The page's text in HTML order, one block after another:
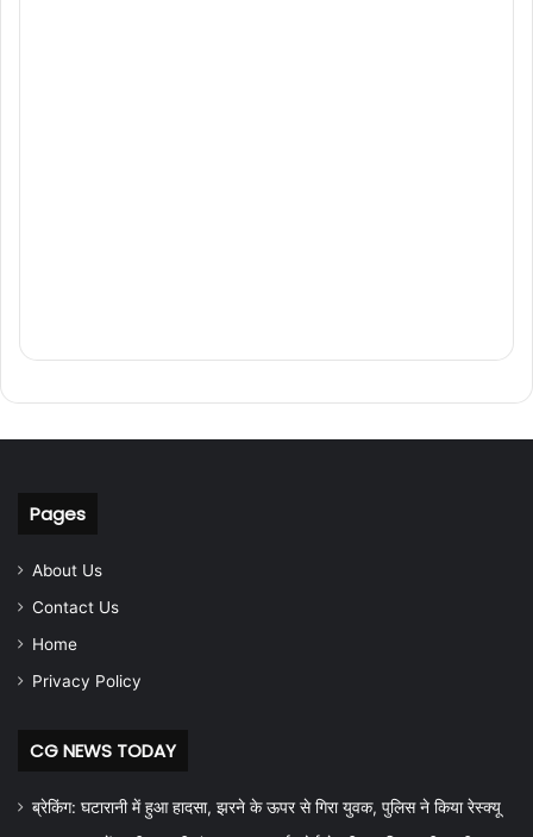
Pages
About Us
Contact Us
Home
Privacy Policy
CG NEWS TODAY
ब्रेकिंग: घटारानी में हुआ हादसा, झरने के ऊपर से गिरा युवक, पुलिस ने किया रेस्क्यू